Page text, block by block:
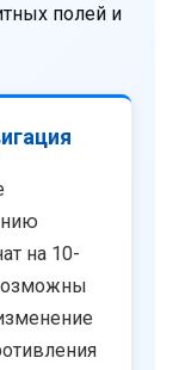
полей и
на 10-